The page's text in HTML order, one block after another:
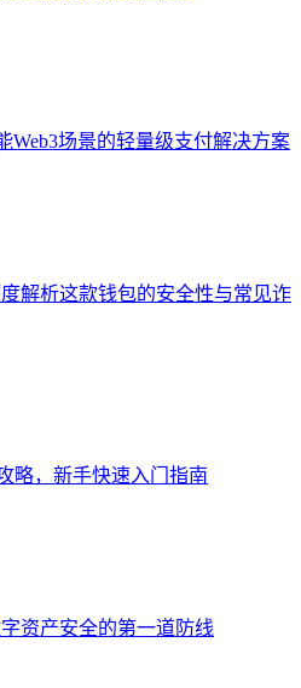
Web3场景的轻量级支付解决方案
解析这款钱包的安全性与常见诈
略，新手快速入门指南
资产安全的第一道防线